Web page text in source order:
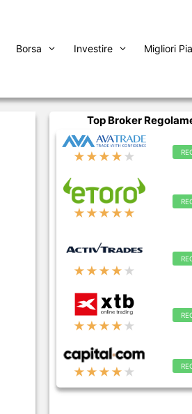
Borsa Investire Migliori
Top Broker
★★★★ ★
★★★★★
★★★★ ★
★★★★ ★
★★★★ ★